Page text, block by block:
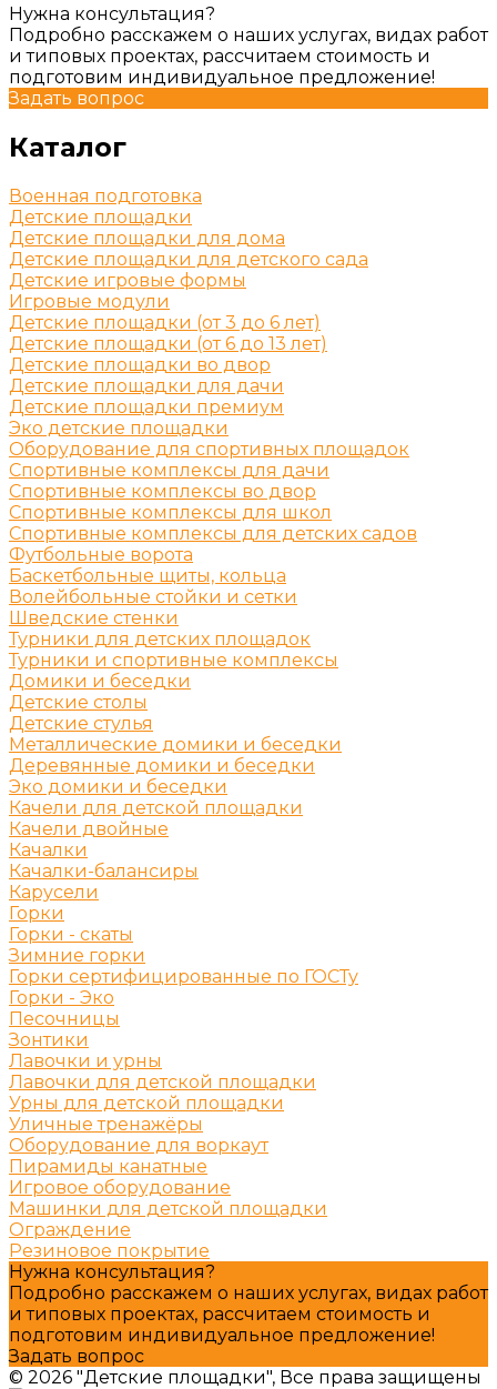
Нужна консультация?
Подробно расскажем о наших услугах, видах работ
и типовых проектах, рассчитаем стоимость и
подготовим индивидуальное предложение!
Задать вопрос
Каталог
Военная подготовка
Детские площадки
Детские площадки для дома
Детские площадки для детского сада
Детские игровые формы
Игровые модули
Детские площадки (от 3 до 6 лет)
Детские площадки (от 6 до 13 лет)
Детские площадки во двор
Детские площадки для дачи
Детские площадки премиум
Эко детские площадки
Оборудование для спортивных площадок
Спортивные комплексы для дачи
Спортивные комплексы во двор
Спортивные комплексы для школ
Спортивные комплексы для детских садов
Футбольные ворота
Баскетбольные щиты, кольца
Волейбольные стойки и сетки
Шведские стенки
Турники для детских площадок
Турники и спортивные комплексы
Домики и беседки
Детские столы
Детские стулья
Металлические домики и беседки
Деревянные домики и беседки
Эко домики и беседки
Качели для детской площадки
Качели двойные
Качалки
Качалки-балансиры
Карусели
Горки
Горки - скаты
Зимние горки
Горки сертифицированные по ГОСТу
Горки - Эко
Песочницы
Зонтики
Лавочки и урны
Лавочки для детской площадки
Урны для детской площадки
Уличные тренажёры
Оборудование для воркаут
Пирамиды канатные
Игровое оборудование
Машинки для детской площадки
Ограждение
Резиновое покрытие
Нужна консультация?
Подробно расскажем о наших услугах, видах работ
и типовых проектах, рассчитаем стоимость и
подготовим индивидуальное предложение!
Задать вопрос
© 2026 "Детские площадки", Все права защищены